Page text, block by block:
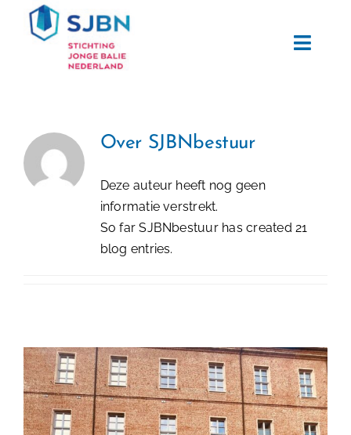
Informatie
Activiteiten
Sponsoren
Contact
Over SJBNbestuur
Deze auteur heeft nog geen
informatie verstrekt.
So far SJBNbestuur has created 21
blog entries.